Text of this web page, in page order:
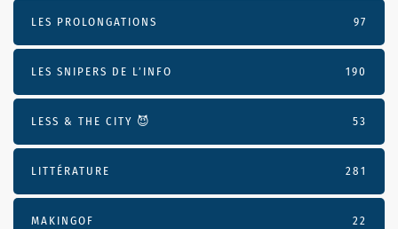
LES PROLONGATIONS 97
LES SNIPERS DE L’INFO 190
LESS & THE CITY 😈 53
LITTÉRATURE 281
MAKINGOF 22